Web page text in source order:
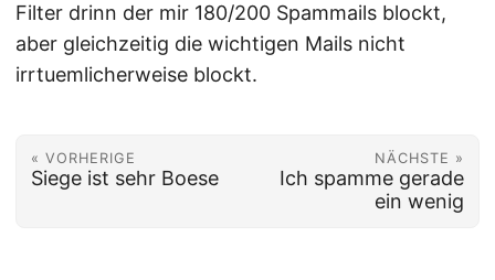
Filter drinn der mir 180/200 Spammails blockt,
aber gleichzeitig die wichtigen Mails nicht
irrtuemlicherweise blockt.
« VORHERIGE
Siege ist sehr Boese
NÄCHSTE »
Ich spamme gerade
ein wenig